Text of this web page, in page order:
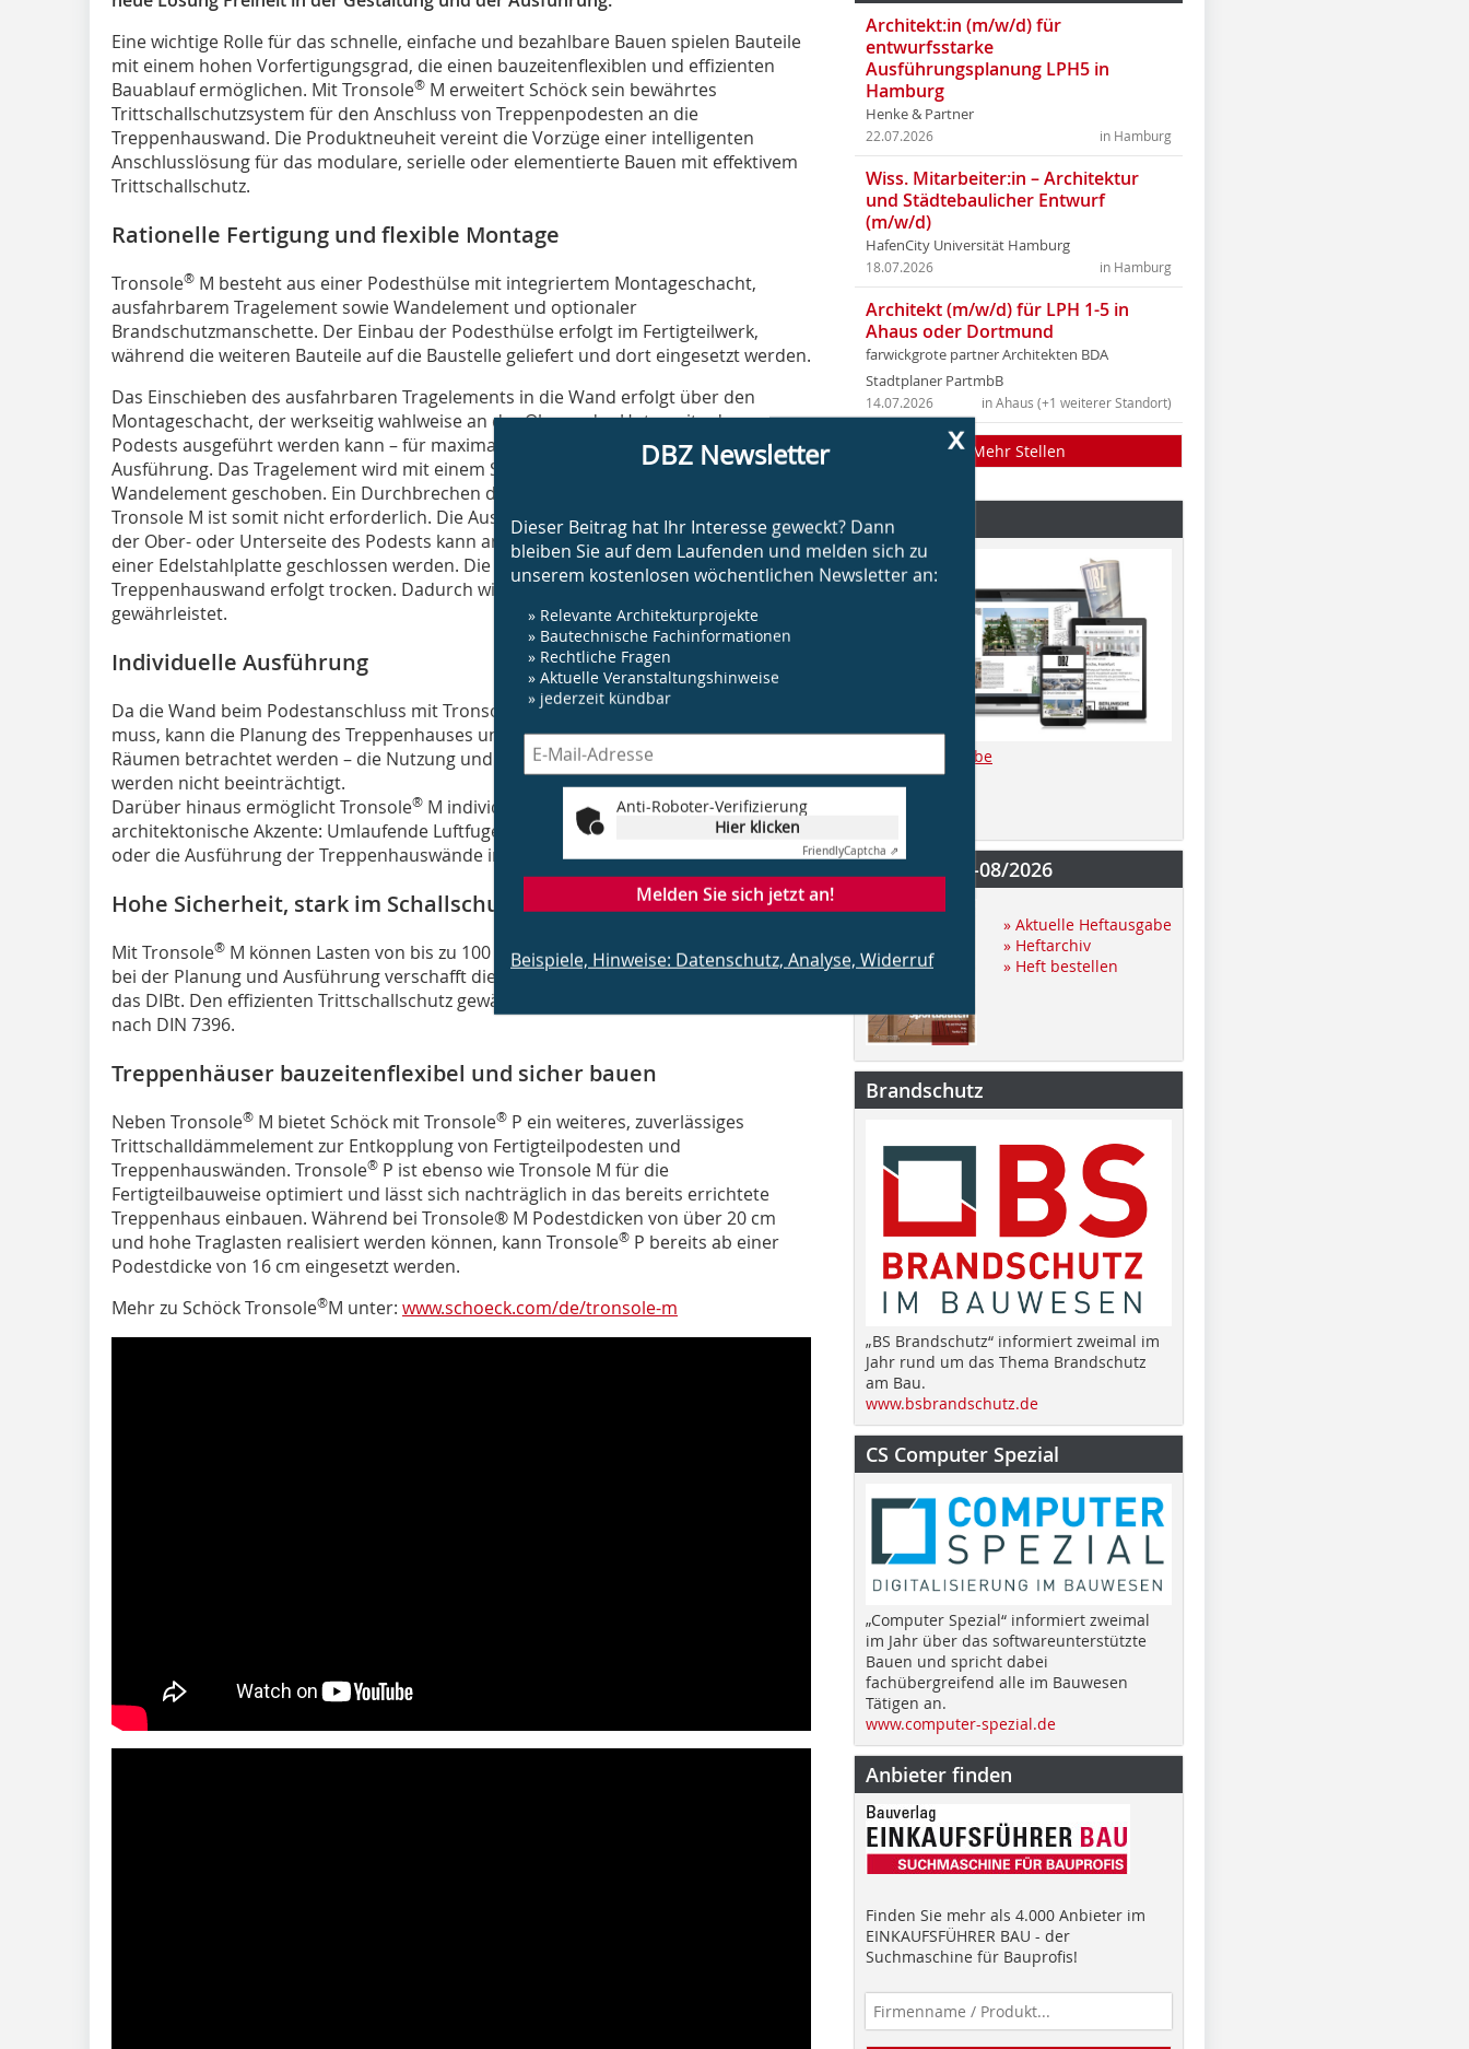
Eine wichtige Rolle für das schnelle, einfache und bezahlbare Bauen spielen Bauteile
mit einem hohen Vorfertigungsgrad, die einen bauzeitenflexiblen und effizienten
Bauablauf ermöglichen. Mit Tronsole® M erweitert Schöck sein bewährtes
Trittschallschutzsystem für den Anschluss von Treppenpodesten an die
Treppenhauswand. Die Produktneuheit vereint die Vorzüge einer intelligenten
Anschlusslösung für das modulare, serielle oder elementierte Bauen mit effektivem
Trittschallschutz.
Rationelle Fertigung und flexible Montage
Tronsole® M besteht aus einer Podesthülse mit integriertem Montageschacht,
ausfahrbarem Tragelement sowie Wandelement und optionaler
Brandschutzmanschette. Der Einbau der Podesthülse erfolgt im Fertigteilwerk,
während die weiteren Bauteile auf die Baustelle geliefert und dort eingesetzt werden.
Das Einschieben des ausfahrbaren Tragelements in die Wand erfolgt über den
Montageschacht, der werkseitig wahlweise an der Ober- oder Unterseite des
Podests ausgeführt werden kann – für maximale Flexibilität in der Planung und
Ausführung. Das Tragelement wird mit einem Stahlbolzen nachträglich in das
Wandelement geschoben. Ein Durchbrechen der Wand bei der Montage von
Tronsole M ist somit nicht erforderlich. Die Aussparung für den Montageschacht an
der Ober- oder Unterseite des Podests kann anschließend, wenn gewünscht, mit
einer Edelstahlplatte geschlossen werden. Die Entkopplung des Podests von der
Treppenhauswand erfolgt trocken. Dadurch wird die direkte Begehbarkeit
gewährleistet.
Individuelle Ausführung
Da die Wand beim Podestanschluss mit Tronsole
M nicht durchbrochen werden
muss, kann die Planung des Treppenhauses unabhängig von den anschließenden
Räumen betrachtet werden – die Nutzung und Gestaltung der angrenzenden Räume
werden nicht beeinträchtigt.
Darüber hinaus ermöglicht Tronsole® M individuelle Gestaltungsmöglichkeiten und
architektonische Akzente: Umlaufende Luftfugen, die Integration eines Lichtbandes
oder die Ausführung der Treppenhauswände in Sichtbeton.
Hohe Sicherheit, stark im Schallschutz
Mit Tronsole® M können Lasten von bis zu 100 kN aufgenommen werden. Sicherheit
bei der Planung und Ausführung verschafft die bauaufsichtliche Zulassung durch
das DIBt. Den effizienten Trittschallschutz gewährleistet die schalltechnische Prüfung
nach DIN 7396.
Treppenhäuser bauzeitenflexibel und sicher bauen
Neben Tronsole® M bietet Schöck mit Tronsole® P ein weiteres, zuverlässiges
Trittschalldämmelement zur Entkopplung von Fertigteilpodesten und
Treppenhauswänden. Tronsole® P ist ebenso wie Tronsole M für die
Fertigteilbauweise optimiert und lässt sich nachträglich in das bereits errichtete
Treppenhaus einbauen. Während bei Tronsole® M Podestdicken von über 20 cm
und hohe Traglasten realisiert werden können, kann Tronsole® P bereits ab einer
Podestdicke von 16 cm eingesetzt werden.
Mehr zu Schöck Tronsole®M unter: www.schoeck.com/de/tronsole-m
x
DBZ Newsletter
Dieser Beitrag hat Ihr Interesse geweckt? Dann
bleiben Sie auf dem Laufenden und melden sich zu
unserem kostenlosen wöchentlichen Newsletter an:
» Relevante Architekturprojekte
» Bautechnische Fachinformationen
» Rechtliche Fragen
» Aktuelle Veranstaltungshinweise
» jederzeit kündbar
Anti-Roboter-Verifizierung
Hier klicken
FriendlyCaptcha ⇗
Melden Sie sich jetzt an!
Beispiele, Hinweise: Datenschutz, Analyse, Widerruf
Architekt:in (m/w/d) für
entwurfsstarke
Ausführungsplanung LPH5 in
Hamburg
Henke & Partner
in Hamburg
22.07.2026
Wiss. Mitarbeiter:in – Architektur
und Städtebaulicher Entwurf
(m/w/d)
HafenCity Universität Hamburg
in Hamburg
18.07.2026
Architekt (m/w/d) für LPH 1-5 in
Ahaus oder Dortmund
farwickgrote partner Architekten BDA
Stadtplaner PartmbB
in Ahaus (+1 weiterer Standort)
14.07.2026
Mehr Stellen
Service
Aktuelle Ausgabe
Mediadaten
Ausgabe 07-08/2026
» Aktuelle Heftausgabe
» Heftarchiv
» Heft bestellen
Brandschutz
„BS Brandschutz“ informiert zweimal im
Jahr rund um das Thema Brandschutz
am Bau.
www.bsbrandschutz.de
CS Computer Spezial
„Computer Spezial“ informiert zweimal
im Jahr über das softwareunterstützte
Bauen und spricht dabei
fachübergreifend alle im Bauwesen
Tätigen an.
www.computer-spezial.de
Anbieter finden
Finden Sie mehr als 4.000 Anbieter im
EINKAUFSFÜHRER BAU - der
Suchmaschine für Bauprofis!